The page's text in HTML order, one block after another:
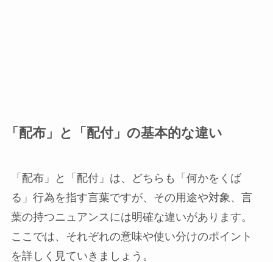
「配布」と「配付」の基本的な違い
「配布」と「配付」は、どちらも「何かをくば
る」行為を指す言葉ですが、その用途や対象、言
葉の持つニュアンスには明確な違いがあります。
ここでは、それぞれの意味や使い分けのポイント
を詳しく見ていきましょう。